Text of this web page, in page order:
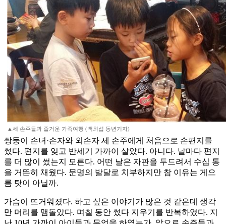
▲세 손주들과 즐거운 가족여행 (백외섭 동년기자)
쌍둥이 손녀·손자와 외손자 세 손주에게 처음으로 손편지를
썼다. 편지를 잊고 반세기 가까이 살았다. 아니다. 날마다 편지
를 더 많이 썼는지 모른다. 어떤 날은 자판을 두드려서 수십 통
을 거뜬히 채웠다. 문명의 발달로 치부하지만 참 이유는 게으
름 탓이 아닐까.
가슴이 뜨거워졌다. 하고 싶은 이야기가 많은 것 같은데 생각
만 머리를 맴돌았다. 며칠 동안 썼다 지우기를 반복하였다. 지